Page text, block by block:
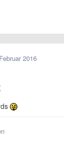
2016